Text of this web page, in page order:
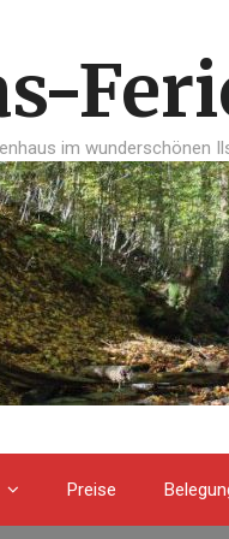
im wunderschönen
Preise